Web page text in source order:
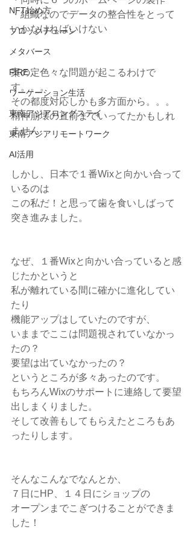
NFT始め方
ブロックチェーン
メタバース
FIRE
ワーケーション生活
東南アジアロングステイ
東南アジアリモートワーク
AI活用
・組織なのでデータの整合性をとって
いかなければいけない
案の定色々な問題が起こるわけで
す。。。
その都度対応しかも多方面から。。。
精神崩壊の直前までいってたかもしれ
ません
しかし、日本で１番Wixと向かい合って
いるのは
この私だ！と思って歯を食いしばって
突き進みました。
なぜ、１番Wixと向かい合っていると感
じたかというと
私が離れている間に確かに進化してい
たり
機能アップはしていたのですが、
いままでここは問題視されていなかっ
たの？
要望は出ていなかったの？
というところが多々あったのです。
もちろんWixのサポートに連絡して要望
出しまくりました。
そして改善もしてもらえたところもあ
ったりします。
そんなこんなでなんとか、
７日にHP、１４日にショップの
オープンまでこぎつけることができま
した！